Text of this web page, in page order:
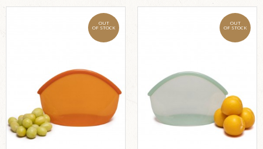
OUT
OF STOCK
OUT
OF STOCK